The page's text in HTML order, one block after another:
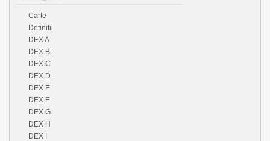
Carte
Definitii
DEX A
DEX B
DEX C
DEX D
DEX E
DEX F
DEX G
DEX H
DEX I